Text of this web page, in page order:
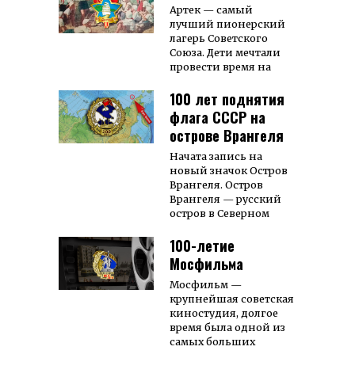
Артек — самый
лучший пионерский
лагерь Советского
Союза. Дети мечтали
провести время на
100 лет поднятия
флага СССР на
острове Врангеля
Начата запись на
новый значок Остров
Врангеля. Остров
Врангеля — русский
остров в Северном
100-летие
Мосфильма
Мосфильм —
крупнейшая со­вет­ская
кино­сту­­дия, дол­­гое
вре­­мя была од­ной из
са­мых боль­ших